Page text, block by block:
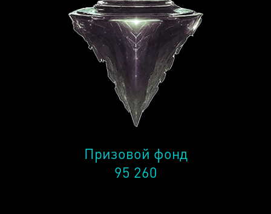
Призовой фонд
95 260